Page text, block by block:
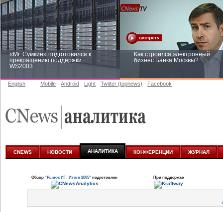
«Mr. Сумкин» подготовился к
прекращению поддержки
WS2003
Как строился электронный
бизнес Банка Москвы?
аналитике
English Mobile Android Light Twitter (topnews) Facebook
CNEWS НОВОСТИ АНАЛИТИКА КОНФЕРЕНЦИИ ЖУРНАЛ
Обзор "Рынок ИТ: Итоги 2005" подготовлен При поддержке